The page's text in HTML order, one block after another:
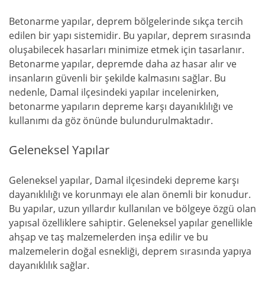
Betonarme yapılar, deprem bölgelerinde sıkça tercih
edilen bir yapı sistemidir. Bu yapılar, deprem sırasında
oluşabilecek hasarları minimize etmek için tasarlanır.
Betonarme yapılar, depremde daha az hasar alır ve
insanların güvenli bir şekilde kalmasını sağlar. Bu
nedenle, Damal ilçesindeki yapılar incelenirken,
betonarme yapıların depreme karşı dayanıklılığı ve
kullanımı da göz önünde bulundurulmaktadır.
Geleneksel Yapılar
Geleneksel yapılar, Damal ilçesindeki depreme karşı
dayanıklılığı ve korunmayı ele alan önemli bir konudur.
Bu yapılar, uzun yıllardır kullanılan ve bölgeye özgü olan
yapısal özelliklere sahiptir. Geleneksel yapılar genellikle
ahşap ve taş malzemelerden inşa edilir ve bu
malzemelerin doğal esnekliği, deprem sırasında yapıya
dayanıklılık sağlar.